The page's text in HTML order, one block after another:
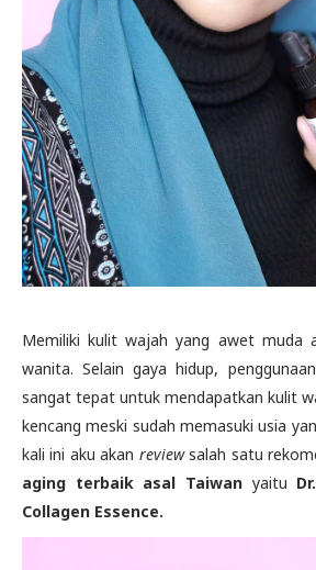
Memiliki kulit wajah yang awet muda
wanita. Selain gaya hidup, penggunaan
sangat tepat untuk mendapatkan kulit
kencang meski sudah memasuki usia
kali ini aku akan reviewsalah satu
aging terbaik asal Taiwanyaitu
Collagen Essence.